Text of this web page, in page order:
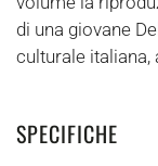
di una giovane
culturale
SPECIFICHE